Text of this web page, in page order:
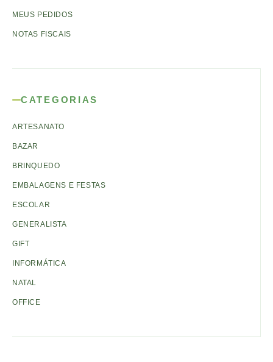
MEUS PEDIDOS
NOTAS FISCAIS
CATEGORIAS
ARTESANATO
BAZAR
BRINQUEDO
EMBALAGENS E FESTAS
ESCOLAR
GENERALISTA
GIFT
INFORMÁTICA
NATAL
OFFICE